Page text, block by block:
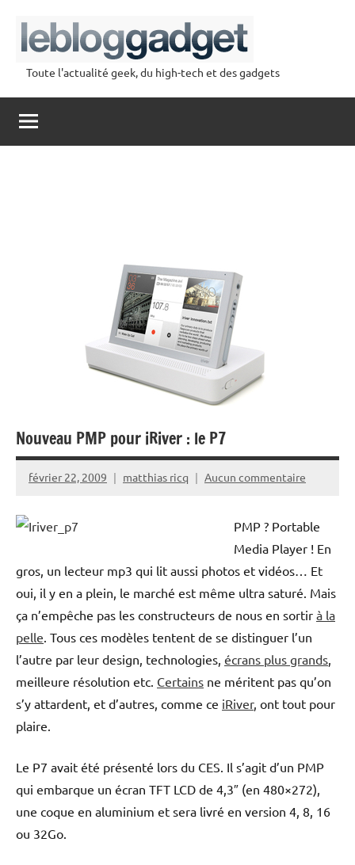
contenu
lebloggadget
Toute l'actualité geek, du high-tech et des gadgets
Nouveau PMP pour iRiver : le P7
février 22, 2009 matthias ricq Aucun commentaire
PMP ? Portable
Media Player ! En
gros, un lecteur mp3 qui lit aussi photos et vidéos… Et
oui, il y en a plein, le marché est même ultra saturé. Mais
ça n’empêche pas les constructeurs de nous en sortir à la
pelle . Tous ces modèles tentent de se distinguer l’un
l’autre par leur design, technologies, écrans plus grands
meilleure résolution etc. Certains ne méritent pas qu’on
s’y attardent, et d’autres, comme ce iRiver, ont tout pour
plaire.
Le P7 avait été présenté lors du CES. Il s’agit d’un PMP
qui embarque un écran TFT LCD de 4,3″ (en 480×272),
une coque en aluminium et sera livré en version 4, 8, 16
ou 32Go.